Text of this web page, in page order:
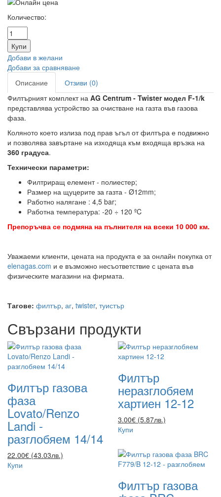
Количество:
Добави в желани
Добави за сравняване
Описание
Отзиви (0)
Филтърният комплект на AG Centrum - Twister модел F-1/k
представлява устройство за очистване на газта във газова
фаза.
Коляното което излиза под прав ъгъл от филтъра е подвижно
и позволява завъртане на изходяща към входяща връзка на
360 градуса.
Технически параметри:
Филтриращ елемент - полиестер;
Размер на щуцерите за газта - Ø12mm;
Работно налягане : 4,5 bar;
Работна температура: -20 ÷ 120 ºC
Препоръчва се подмяна на пълнителя на всеки 10 000 км.
Уважаеми клиенти, цената на продукта е за онлайн покупка от
elenagas.com и е възможно несъответствие с цената във
физическите магазини на фирмата.
Тагове: филтър, аг, twister, туистър
Свързани продукти
Филтър газова
фаза
Lovato/Renzo
Landi -
разглобяем 14/14
22.00€ (43.03лв.)
Купи
Филтър
неразглобяем
хартиен 12-12
3.00€ (5.87лв.)
Купи
Филтър газова